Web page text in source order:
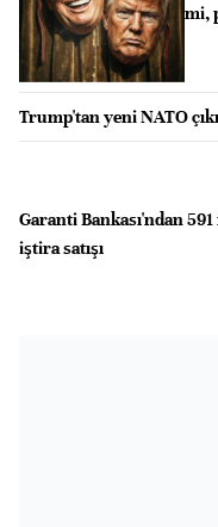
mi,
Trump'tan yeni NATO
Garanti Bankası'ndan
iştira satışı